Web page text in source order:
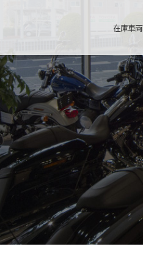
在庫車両